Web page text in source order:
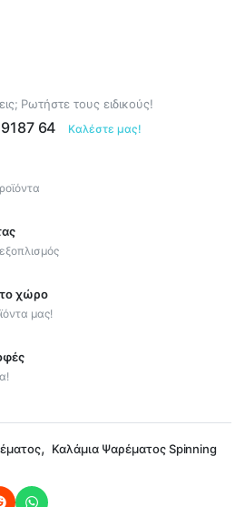
Ρωτήστε τους ειδικούς!
64 Καλέστε μας!
χώρο
μας!
, Καλάμια Ψαρέματος Spinning